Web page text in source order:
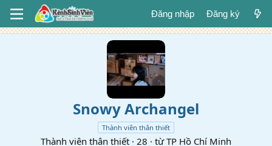
Đăng nhập Đăng ký
Snowy Archangel
Thành viên thân thiết
Thành viên thân thiết · 28 · từTP Hồ Chí Minh